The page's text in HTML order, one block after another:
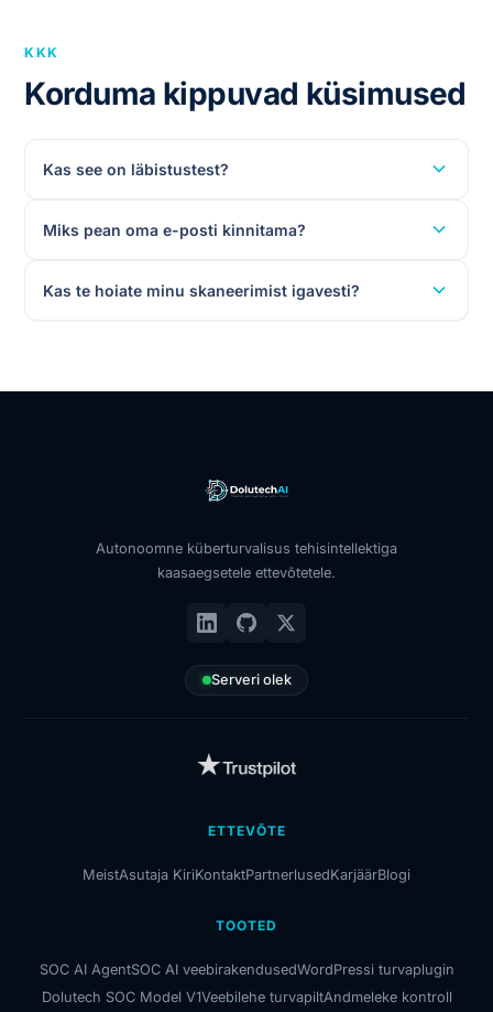
KKK
Korduma kippuvad küsimused
Kas see on läbistustest?
Miks pean oma e-posti kinnitama?
Kas te hoiate minu skaneerimist igavesti?
Autonoomne küberturvalisus tehisintellektiga
kaasaegsetele ettevõtetele.
Serveri olek
ETTEVÕTE
MeistAsutaja KiriKontaktPartnerlusedKarjäärBlogi
TOOTED
SOC AI AgentSOC AI veebirakendusedWordPressi turvaplugin
Dolutech SOC Model V1Veebilehe turvapiltAndmeleke kontroll